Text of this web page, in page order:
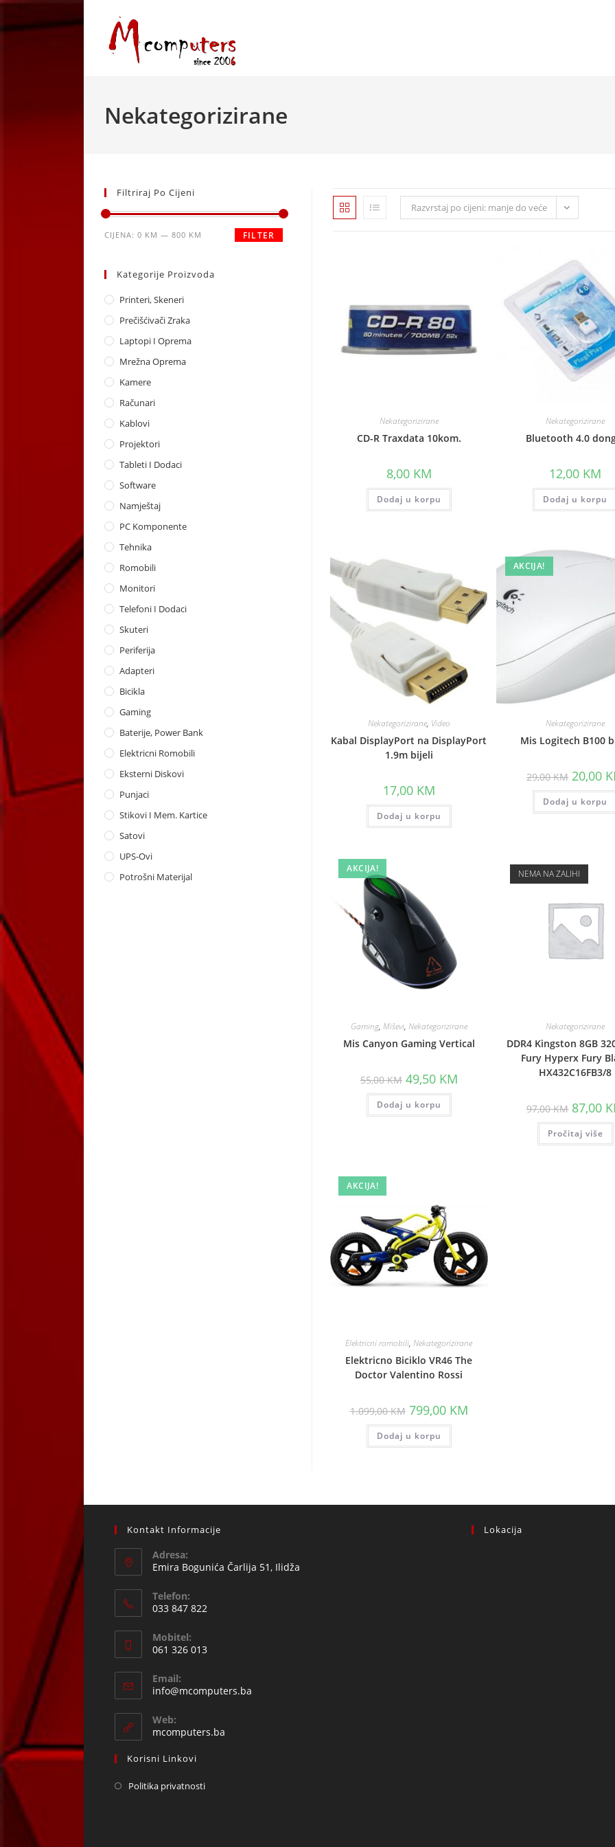
Skip
to
Nekategorizirane
Filtriraj Po Cijeni
Minimalna
Maksimalna
FILTER
CIJENA: 0 KM — 800 KM
Kategorije Proizvoda
Printeri, Skeneri
Prečišćivači Zraka
Laptopi I Oprema
Mrežna Oprema
Kamere
Računari
Kablovi
Projektori
Tableti I Dodaci
Software
Namještaj
PC Komponente
Tehnika
Romobili
Monitori
Telefoni I Dodaci
Skuteri
Periferija
Adapteri
Bicikla
Gaming
Baterije, Power Bank
Elektricni Romobili
Eksterni Diskovi
Punjaci
Stikovi I Mem. Kartice
Satovi
UPS-Ovi
Potrošni Materijal
Razvrstaj po cijeni: manje do veće
Nekategorizirane
CD-R Traxdata 10kom.
8,00 KM
Dodaj u korpu
Nekategorizirane
Bluetooth 4.0
12,00 KM
Dodaj u korpu
Nekategorizirane, Video
Kabal DisplayPort na DisplayPort
1.9m bijeli
17,00 KM
Dodaj u korpu
AKCIJA!
Nekategorizirane
Mis Logitech B100
29,00KM Original
price
was:
29,00 KM.
20,00
Dodaj u korpu
AKCIJA!
Gaming, Miševi, Nekategorizirane
Mis Canyon Gaming Vertical
55,00KM Original
price
was:
55,00 KM.
49,50 KMCurrent
price
Dodaj u korpu
NEMA NA ZALIHI
Nekategorizirane
DDR4 Kingston 8GB
Fury Hyperx Fury
HX432C16FB3/8
97,00KM Original
price
was:
97,00 KM.
87,00
Pročitaj više
AKCIJA!
Elektricni romobili,Nekategorizirane
Elektricno Biciklo VR46 The
Doctor Valentino Rossi
1.099,00KM Original
price
was:
1.099,00 KM.
799,00 KMCurrent
price
Dodaj u korpu
Kontakt Informacije
Adresa:
Emira Bogunića Čarlija 51, Ilidža
Telefon:
033 847 822
in
your
application
Mobitel:
061 326 013
in
your
application
Email:
info@mcomputers.ba
Web:
mcomputers.ba
Korisni Linkovi
Politika privatnosti
Lokacija